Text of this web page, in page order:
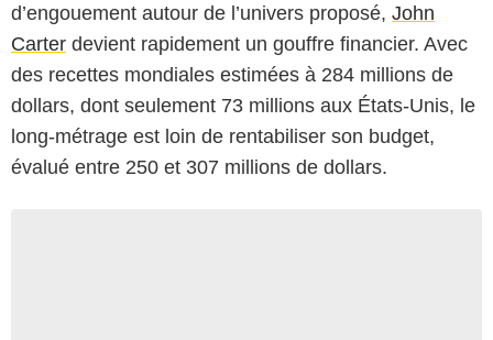
d’engouement autour de l’univers proposé, John
Carter devient rapidement un gouffre financier. Avec
des recettes mondiales estimées à 284 millions de
dollars, dont seulement 73 millions aux États-Unis, le
long-métrage est loin de rentabiliser son budget,
évalué entre 250 et 307 millions de dollars.